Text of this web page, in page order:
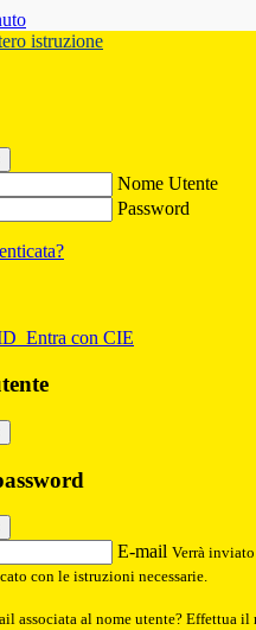
Nome Utente
Password
Entra con CIE
E-mail Verrà
con le istruzioni necessarie.
associata al nome utente? Effettua il